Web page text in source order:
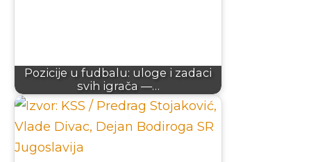
Pozicije u fudbalu: uloge i zadaci
svih igrača —…